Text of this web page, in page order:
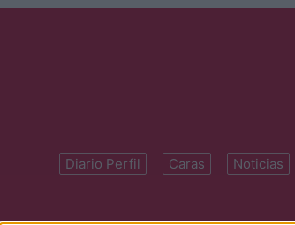
Diario Perfil Caras Noticias